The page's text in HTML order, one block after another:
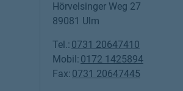
Hörvelsinger Weg 27
89081 Ulm
Tel.: 0731 20647410
Mobil: 0172 1425894
Fax: 0731 20647445